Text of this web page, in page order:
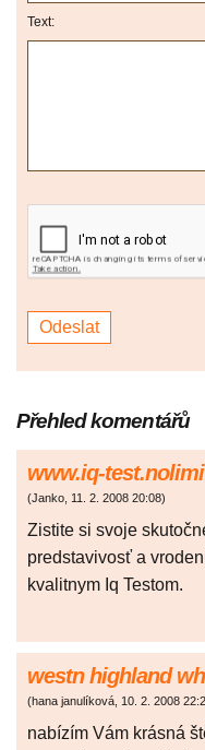
Text:
Přehled komentářů
www.iq-
(Janko, 11. 2. 2008 20:08)
Zistite si svoje
predstavivosť a
kvalitnym Iq Testom.
westn highland
(hana janulíková, 10. 2. 2008
nabízím Vám krásná